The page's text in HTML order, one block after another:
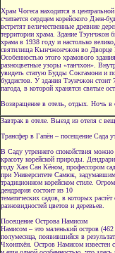
Храм Чогеса находится в
считается сердцем корейского Дзен-
встретят величественные древние
территории храма. Здание Тэунчжон
храма в 1938 году и настолько
святилища Кынчжончжон во Дворце
Особенностью этого храмового
разноцветные узоры «танчхон».
увидеть статую Будды Сокгамони и
буддистов. У здания Тэунчжон стоит
пагода, в которой хранятся святые
Возвращение в отель, отдых. Ночь в
Завтрак в отеле. Выезд из отеля с
Трансфер в Гапён – посещение Сада
В Саду утреннего спокойствия
красоту корейской природы.
году Хан Сан Кёном, профессором
при Университете Самюк, задумавшим
традиционном корейском стиле.
дендрария состоит из 10
тематических садов, в которых
разновидностей цветов и деревьев.
Посещение Острова Намисом
Намисом – это маленький остров
полумесяца, появившийся в
Чхонпхён. Остров Намисом известен